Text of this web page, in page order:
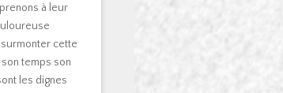
à leur
cette
temps son
les dignes